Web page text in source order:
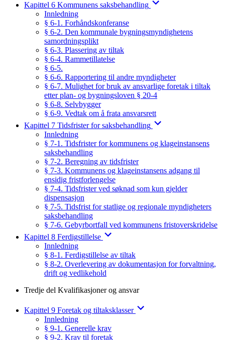
Kapittel 6 Kommunens saksbehandling
Innledning
§ 6-1. Forhåndskonferanse
§ 6-2. Den kommunale bygningsmyndighetens
samordningsplikt
§ 6-3. Plassering av tiltak
§ 6-4. Rammetillatelse
§ 6-5.
§ 6-6. Rapportering til andre myndigheter
§ 6-7. Mulighet for bruk av ansvarlige foretak i tiltak
etter plan- og bygningsloven § 20-4
§ 6-8. Selvbygger
§ 6-9. Vedtak om å frata ansvarsrett
Kapittel 7 Tidsfrister for saksbehandling
Innledning
§ 7-1. Tidsfrister for kommunens og klageinstansens
saksbehandling
§ 7-2. Beregning av tidsfrister
§ 7-3. Kommunens og klageinstansens adgang til
ensidig fristforlengelse
§ 7-4. Tidsfrister ved søknad som kun gjelder
dispensasjon
§ 7-5. Tidsfrist for statlige og regionale myndigheters
saksbehandling
§ 7-6. Gebyrbortfall ved kommunens fristoverskridelse
Kapittel 8 Ferdigstillelse
Innledning
§ 8-1. Ferdigstillelse av tiltak
§ 8-2. Overlevering av dokumentasjon for forvaltning,
drift og vedlikehold
Tredje del Kvalifikasjoner og ansvar
Kapittel 9 Foretak og tiltaksklasser
Innledning
§ 9-1. Generelle krav
§ 9-2. Krav til foretak